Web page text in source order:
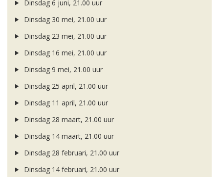
Dinsdag 6 juni, 21.00 uur
Dinsdag 30 mei, 21.00 uur
Dinsdag 23 mei, 21.00 uur
Dinsdag 16 mei, 21.00 uur
Dinsdag 9 mei, 21.00 uur
Dinsdag 25 april, 21.00 uur
Dinsdag 11 april, 21.00 uur
Dinsdag 28 maart, 21.00 uur
Dinsdag 14 maart, 21.00 uur
Dinsdag 28 februari, 21.00 uur
Dinsdag 14 februari, 21.00 uur